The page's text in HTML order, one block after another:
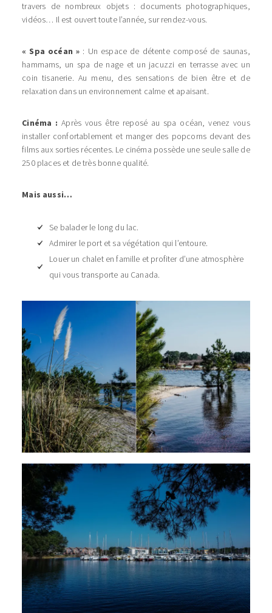
travers de nombreux objets : documents photographiques,
vidéos… Il est ouvert toute l’année, sur rendez-vous.
« Spa océan » : Un espace de détente composé de saunas,
hammams, un spa de nage et un jacuzzi en terrasse avec un
coin tisanerie. Au menu, des sensations de bien être et de
relaxation dans un environnement calme et apaisant.
Cinéma :Après vous être reposé au spa océan, venez vous
installer confortablement et manger des popcorns devant des
films aux sorties récentes. Le cinéma possède une seule salle de
250 places et de très bonne qualité.
Mais aussi…
Se balader le long du lac.
Admirer le port et sa végétation qui l’entoure.
Louer un chalet en famille et profiter d’une atmosphère
qui vous transporte au Canada.